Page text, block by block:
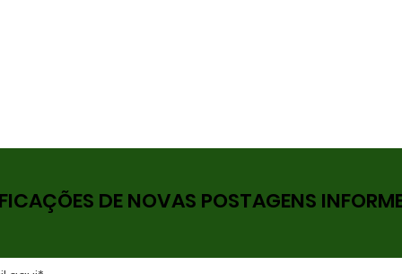
DE NOVAS POSTAGENS